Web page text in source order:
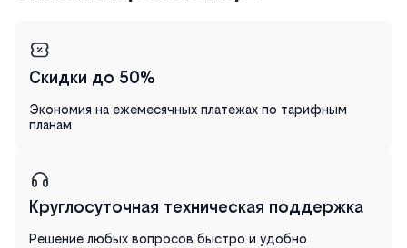
Скидки до 50%
Экономия на ежемесячных платежах по тарифным
планам
Круглосуточная техническая поддержка
Решение любых вопросов быстро и удобно